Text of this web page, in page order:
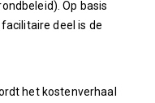
Op basis
deel is de
het kostenverhaal